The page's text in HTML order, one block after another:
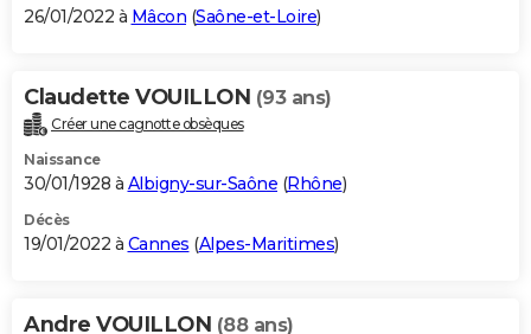
26/01/2022 à Mâcon (Saône-et-Loire)
Claudette VOUILLON (93 ans)
Créer une cagnotte obsèques
Naissance
30/01/1928 à Albigny-sur-Saône (Rhône)
Décès
19/01/2022 à Cannes (Alpes-Maritimes)
Andre VOUILLON (88 ans)